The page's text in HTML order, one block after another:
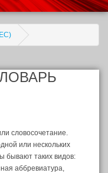
словосочетание.
или нескольких
бывают таких видов:
аббревиатура,